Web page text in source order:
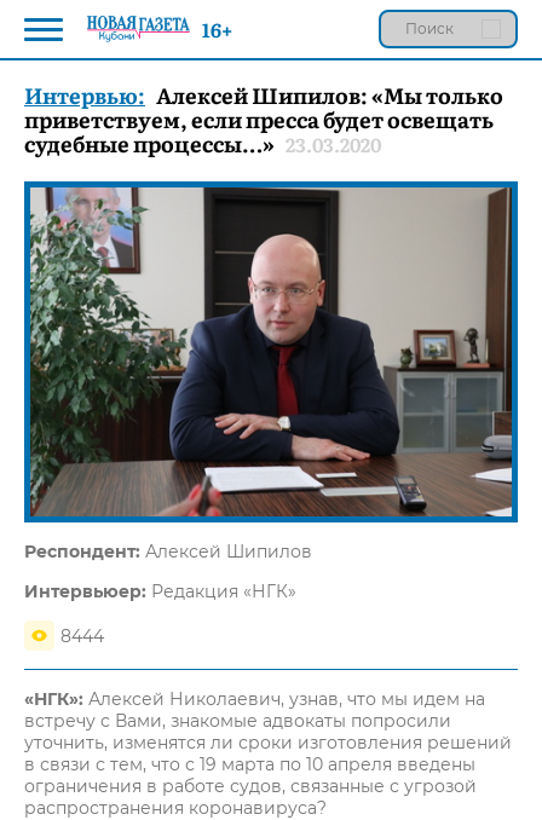
Интервью: Алексей Шипилов: «Мы только
приветствуем, если пресса будет освещать
судебные процессы…» 23.03.2020
Респондент: Алексей Шипилов
Интервьюер: Редакция «НГК»
8444
«НГК»: Алексей Николаевич, узнав, что мы идем на
встречу с Вами, знакомые адвокаты попросили
уточнить, изменятся ли сроки изготовления решений
в связи с тем, что с 19 марта по 10 апреля введены
ограничения в работе судов, связанные с угрозой
распространения коронавируса?
16+